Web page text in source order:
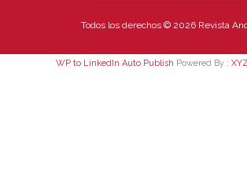
Todos los derechos © 2026 Revista
WP to LinkedIn Auto Publish Powered By :